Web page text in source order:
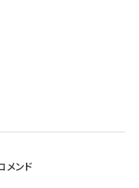
メンド